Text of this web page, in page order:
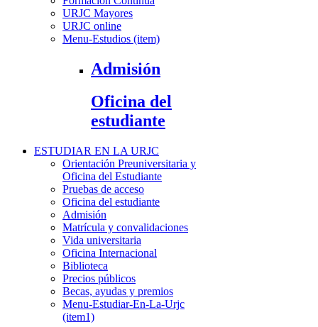
URJC Mayores
URJC online
Menu-Estudios (item)
Admisión
Oficina del
estudiante
ESTUDIAR EN LA URJC
Orientación Preuniversitaria y
Oficina del Estudiante
Pruebas de acceso
Oficina del estudiante
Admisión
Matrícula y convalidaciones
Vida universitaria
Oficina Internacional
Biblioteca
Precios públicos
Becas, ayudas y premios
Menu-Estudiar-En-La-Urjc
(item1)